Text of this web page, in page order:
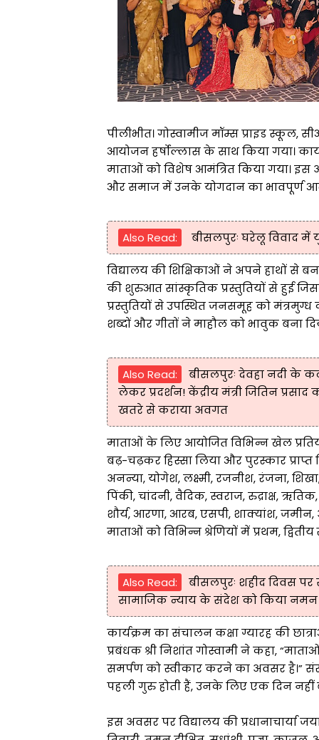
पीलीभीत। गोस्वामीज मॉम्स प्राइड स्कूल,
आयोजन हर्षोल्लास के साथ किया गया।
माताओं को विशेष आमंत्रित किया गया।
और समाज में उनके योगदान का भावपूर्ण
Also Read: बीसलपुरः घरेलू विवाद में
विद्यालय की शिक्षिकाओं ने अपने हाथों से
की शुरुआत सांस्कृतिक प्रस्तुतियों से हुई
प्रस्तुतियों से उपस्थित जनसमूह को मंत्रमुग्ध
शब्दों और गीतों ने माहौल को भावुक बना
Also Read:
बीसलपुरः देवहा नदी के
लेकर प्रदर्शन! केंद्रीय मंत्री जितिन
खतरे से कराया अवगत
माताओं के लिए आयोजित विभिन्न खेल
बढ़-चढ़कर हिस्सा लिया और पुरस्कार
अनन्या, योगेश, लक्ष्मी, रजनीश, रंजना,
पिंकी, चांदनी, वैदिक, स्वराज, रुद्राक्ष,
शौर्य, आरणा, आरब, एसपी, शाक्यांश, जमीन,
माताओं को विभिन्न श्रेणियों में प्रथम,
Also Read:
बीसलपुरः शहीद दिवस
सामाजिक न्याय के संदेश को किया नमन
कार्यक्रम का संचालन कक्षा ग्यारह की
प्रबंधक श्री निशांत गोस्वामी ने कहा,
समर्पण को स्वीकार करने का अवसर है।”
पहली गुरु होती हैं, उनके लिए एक दिन नहीं
इस अवसर पर विद्यालय की प्रधानाचार्या